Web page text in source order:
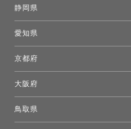
FLOS｜フロスデザインスペー
静岡県
愛知県
京都府
大阪府
鳥取県